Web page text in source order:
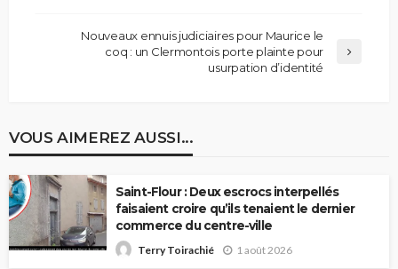
Nouveaux ennuis judiciaires pour Maurice le
coq : un Clermontois porte plainte pour
usurpation d’identité
VOUS AIMEREZ AUSSI...
Saint-Flour : Deux escrocs interpellés
faisaient croire qu’ils tenaient le dernier
commerce du centre-ville
Terry Toirachié 1 août 2026